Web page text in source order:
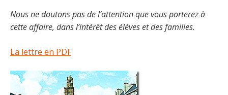
Nous ne doutons pas de l’attention que vous porterez à
cette affaire, dans l’intérêt des élèves et des familles.
La lettre en PDF